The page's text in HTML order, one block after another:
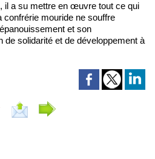
il a su mettre en œuvre tout ce qui
confrérie mouride ne souffre
et son
de solidarité et de développement à